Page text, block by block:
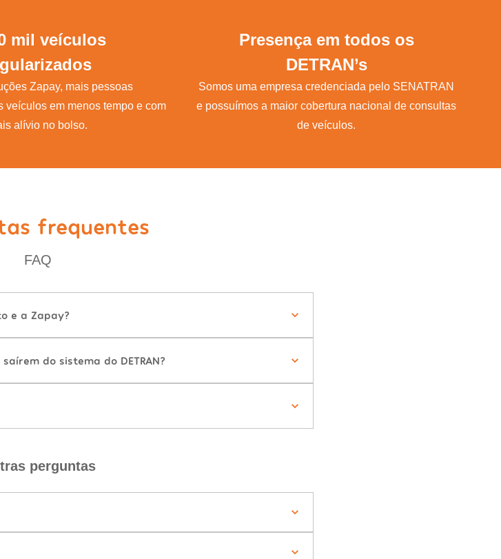
mil veículos
Zapay, mais pessoas
veículos em menos tempo e com
alívio no bolso.
Presença em todos os
DETRAN’s
Somos uma empresa credenciada pelo SENATRAN
e possuímos a maior cobertura nacional de consultas
de veículos.
frequentes
FAQ
e a Zapay?
do sistema do DETRAN?
perguntas